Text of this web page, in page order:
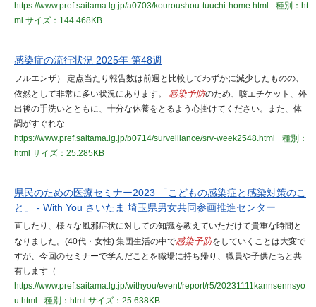
https://www.pref.saitama.lg.jp/a0703/kouroushou-tuuchi-home.html
種別：ht
ml サイズ：144.468KB
感染症の流行状況 2025年 第48週
フルエンザ） 定点当たり報告数は前週と比較してわずかに減少したものの、
依然として非常に多い状況にあります。 感染予防のため、咳エチケット、外
出後の手洗いとともに、十分な休養をとるよう心掛けてください。また、体
調がすぐれな
https://www.pref.saitama.lg.jp/b0714/surveillance/srv-week2548.html
種別：
html サイズ：25.285KB
県民のための医療セミナー2023 「こどもの感染症と感染対策のこ
と」 - With You さいたま 埼玉県男女共同参画推進センター
直したり、様々な風邪症状に対しての知識を教えていただけて貴重な時間と
なりました。(40代・女性) 集団生活の中で感染予防をしていくことは大変で
すが、今回のセミナーで学んだことを職場に持ち帰り、職員や子供たちと共
有します（
https://www.pref.saitama.lg.jp/withyou/event/report/r5/20231111kannsennsyo
u.html
種別：html サイズ：25.638KB